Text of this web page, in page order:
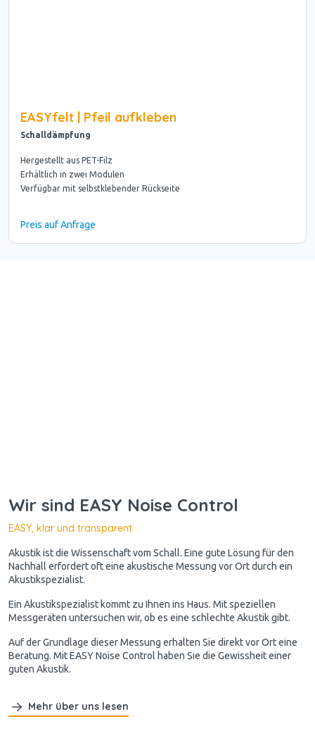
EASYfelt | Pfeil aufkleben
Schalldämpfung
Hergestellt aus PET-Filz
Erhältlich in zwei Modulen
Verfügbar mit selbstklebender Rückseite
Preis auf Anfrage
Wir sind EASY Noise Control
EASY, klar und transparent
Akustik ist die Wissenschaft vom Schall. Eine gute Lösung für den
Nachhall erfordert oft eine akustische Messung vor Ort durch ein
Akustikspezialist.
Ein Akustikspezialist kommt zu Ihnen ins Haus. Mit speziellen
Messgeräten untersuchen wir, ob es eine schlechte Akustik gibt.
Auf der Grundlage dieser Messung erhalten Sie direkt vor Ort eine
Beratung. Mit EASY Noise Control haben Sie die Gewissheit einer
guten Akustik.
Mehr über uns lesen